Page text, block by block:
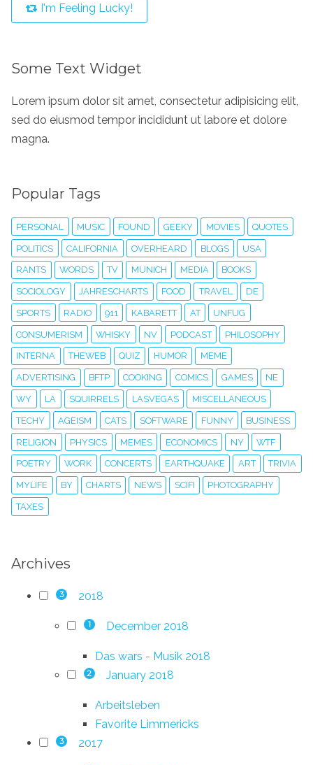
I'm Feeling Lucky!
Some Text Widget
Lorem ipsum dolor sit amet, consectetur adipisicing elit,
sed do eiusmod tempor incididunt ut labore et dolore
magna.
Popular Tags
PERSONAL MUSIC FOUND GEEKY MOVIES QUOTES
POLITICS CALIFORNIA OVERHEARD BLOGS USA
RANTS WORDS TV MUNICH MEDIA BOOKS
SOCIOLOGY JAHRESCHARTS FOOD TRAVEL DE
SPORTS RADIO 911 KABARETT AT UNFUG
CONSUMERISM WHISKY NV PODCAST PHILOSOPHY
INTERNA THEWEB QUIZ HUMOR MEME
ADVERTISING BFTP COOKING COMICS GAMES NE
WY LA SQUIRRELS LASVEGAS MISCELLANEOUS
TECHY AGEISM CATS SOFTWARE FUNNY BUSINESS
RELIGION PHYSICS MEMES ECONOMICS NY WTF
POETRY WORK CONCERTS EARTHQUAKE ART TRIVIA
MYLIFE BY CHARTS NEWS SCIFI PHOTOGRAPHY
TAXES
Archives
3 2018
1 December 2018
Das wars - Musik 2018
2 January 2018
Arbeitsleben
Favorite Limmericks
3 2017